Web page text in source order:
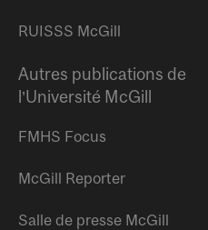
RUISSS McGill
Autres publications de
l’Université McGill
FMHS Focus
McGill Reporter
Salle de presse McGill